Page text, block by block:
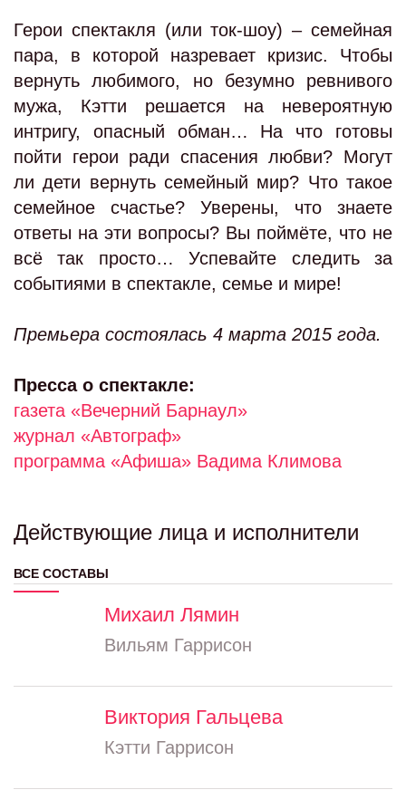
Герои спектакля (илиток-шоу) – семейная
пара, в которой назревает кризис. Чтобы
вернуть любимого, но безумно ревнивого
мужа, Кэтти решается на невероятную
интригу, опасный обман… На что готовы
пойти герои ради спасения любви? Могут
ли дети вернуть семейный мир? Что такое
семейное счастье? Уверены, что знаете
ответы на эти вопросы? Вы поймёте, что не
всё так просто… Успевайте следить за
событиями в спектакле, семье и мире!
Премьера состоялась 4 марта 2015 года.
Пресса о спектакле:
газета «Вечерний Барнаул»
журнал «Автограф»
программа «Афиша» Вадима Климова
Действующие лица и исполнители
ВСЕ СОСТАВЫ
Михаил Лямин
Вильям Гаррисон
Виктория Гальцева
Кэтти Гаррисон